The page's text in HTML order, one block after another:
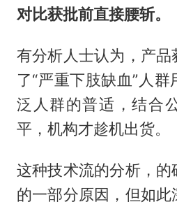
对比获批前直接腰斩。
有分析人士认为，产品
了“严重下肢缺血”人
泛人群的普适，结合
平，机构才趁机出货。
这种技术流的分析，
的一部分原因，但如